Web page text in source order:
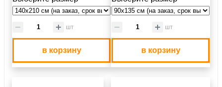
шт
в корзину
шт
в корзину